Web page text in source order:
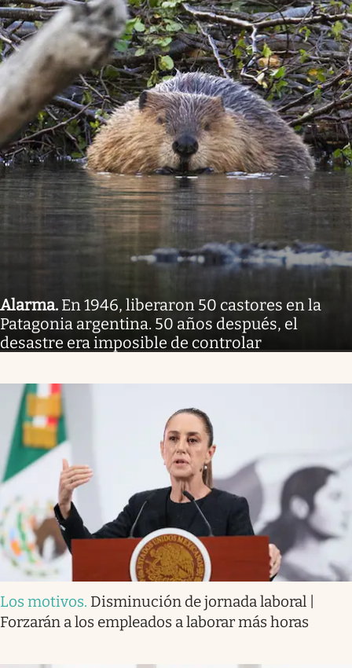
Alarma. En 1946, liberaron 50 castores en la
Patagonia argentina. 50 años después, el
desastre era imposible de controlar
Los motivos. Disminución de jornada laboral |
Forzarán a los empleados a laborar más horas